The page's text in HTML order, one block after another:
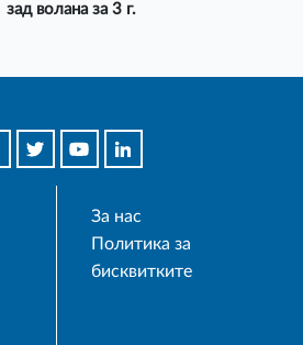
зад волана за 3 г.
За нас
Политика за
бисквитките